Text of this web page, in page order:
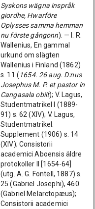
Syskons wägna inspråk
giordhe, Hwarföre
Oplysses samma hemman
nu förste gångonn). — I. R.
Wallenius, En gammal
urkund om slägten
Wallenius i Finland (1862)
s. 11 ( 1654. 26 aug. D:nus
Josephus M. P. et pastor in
Cangasala obiit); V. Lagus,
Studentmatrikel I (1889-
91) s. 62 (XIV); V. Lagus,
Studentmatrikel.
Supplement (1906) s. 14
(XIV); Consistorii
academici Aboensis äldre
protokoller II [1654-64]
(utg. A. G. Fontell, 1887) s.
25 (Gabriel Josephi), 460
(Gabriel Melarctopæus);
Consistorii academici